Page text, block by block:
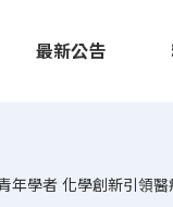
最新公告
年學者 化學創新引領